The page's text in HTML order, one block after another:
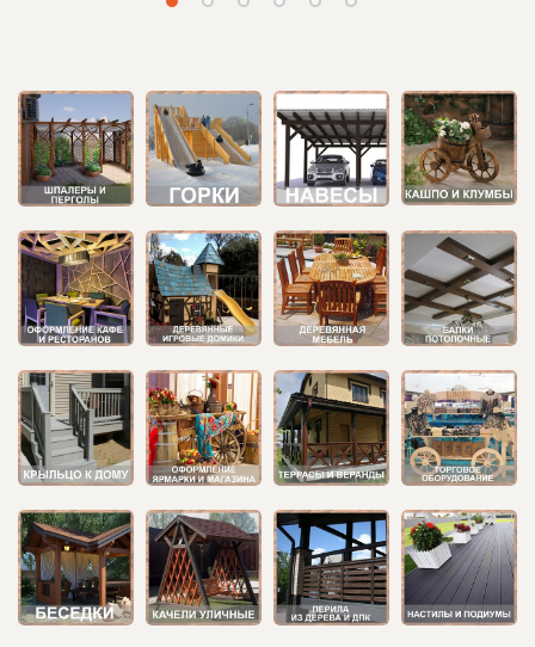
Пергола с лавкой и качелями Арт.259
200 000 ₽
Игровой деревянный домик с верандой. Арт.707
80 000 ₽